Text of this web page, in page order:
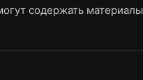
содержать